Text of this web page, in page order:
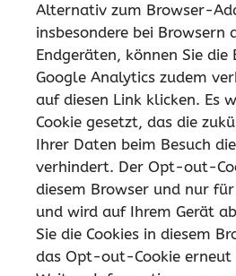
Alternativ zum Browser-
insbesondere bei Browsern
Endgeräten, können Sie die
Google Analytics zudem
auf diesen Link klicken. Es
Cookie gesetzt, das die
Ihrer Daten beim Besuch
verhindert. Der Opt-out-
diesem Browser und nur
und wird auf Ihrem Gerät
Sie die Cookies in diesem
das Opt-out-Cookie erneut